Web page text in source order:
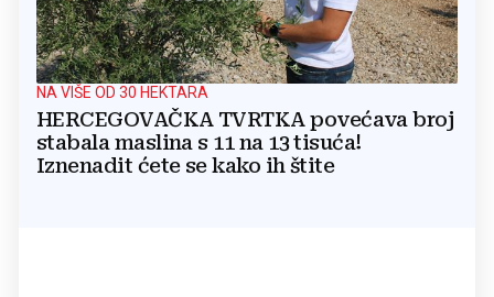
NA VIŠE OD 30 HEKTARA
HERCEGOVAČKA TVRTKA povećava broj
stabala maslina s 11 na 13 tisuća!
Iznenadit ćete se kako ih štite